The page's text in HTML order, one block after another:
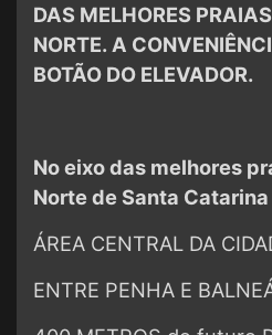
DAS MELHORES
NORTE. A
BOTÃO DO ELEVADOR.
No eixo das melhores
Norte de Santa Catarina
ÁREA CENTRAL DA
ENTRE PENHA E